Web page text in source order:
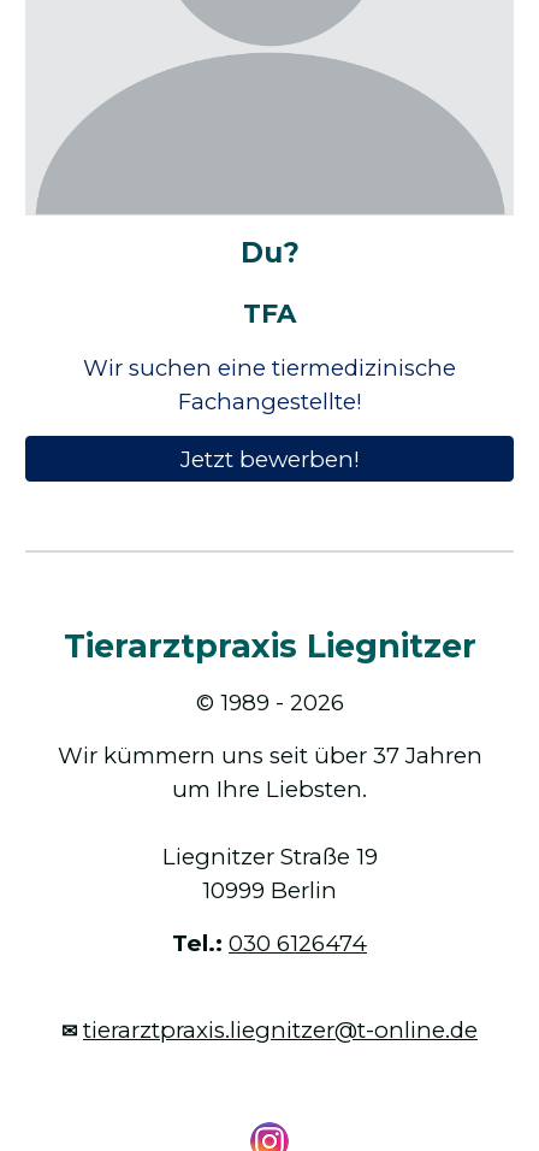
Du?
TFA
Wir suchen eine tiermedizinische
Fachangestellte!
Jetzt bewerben!
Tierarztpraxis Liegnitzer
© 1989 - 2026
Wir kümmern uns seit über 37 Jahren
um Ihre Liebsten.
Liegnitzer Straße 19
10999 Berlin
Tel.: 030 6126474
✉ tierarztpraxis.liegnitzer@t-online.de